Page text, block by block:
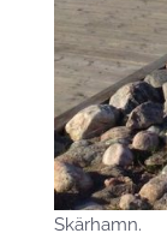
Skärhamn.